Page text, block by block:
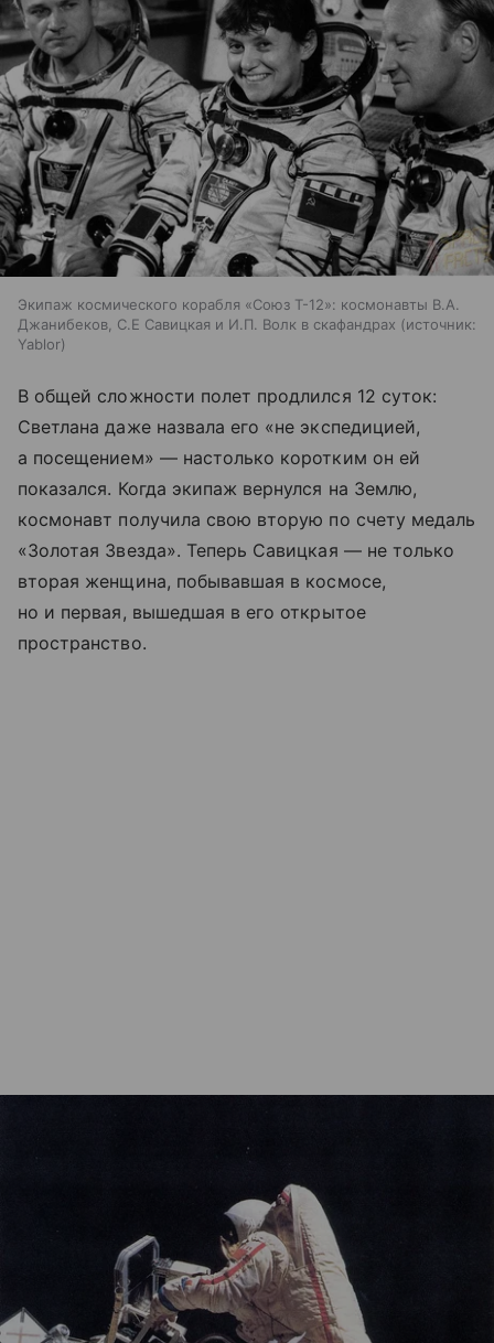
Экипаж космического корабля «Союз Т-12»: космонавты В.А.
Джанибеков, С.Е Савицкая и И.П. Волк в скафандрах
источник:
Yablor
В общей сложности полет продлился 12 суток:
Светлана даже назвала его «не экспедицией,
а посещением» — настолько коротким он ей
показался. Когда экипаж вернулся на Землю,
космонавт получила свою вторую по счету медаль
«Золотая Звезда». Теперь Савицкая — не только
вторая женщина, побывавшая в космосе,
но и первая, вышедшая в его открытое
пространство.